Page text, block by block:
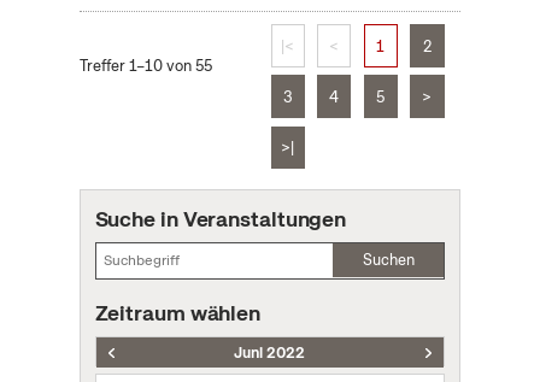
Treffer 1–10 von 55
|< < 1 2
3 4 5 >
>|
Suche in Veranstaltungen
Suchen
Zeitraum wählen
Juni 2022